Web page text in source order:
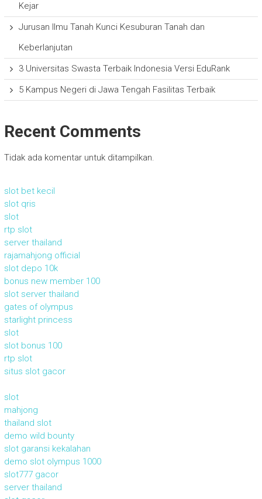
Kejar
Jurusan Ilmu Tanah Kunci Kesuburan Tanah dan
Keberlanjutan
3 Universitas Swasta Terbaik Indonesia Versi EduRank
5 Kampus Negeri di Jawa Tengah Fasilitas Terbaik
Recent Comments
Tidak ada komentar untuk ditampilkan.
slot bet kecil
slot qris
slot
rtp slot
server thailand
rajamahjong official
slot depo 10k
bonus new member 100
slot server thailand
gates of olympus
starlight princess
slot
slot bonus 100
rtp slot
situs slot gacor
slot
mahjong
thailand slot
demo wild bounty
slot garansi kekalahan
demo slot olympus 1000
slot777 gacor
server thailand